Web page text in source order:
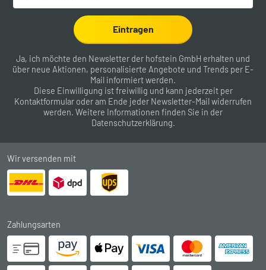
Eintragen
Ja, ich möchte den Newsletter der hofstein GmbH erhalten und
über neue Aktionen, personalisierte Angebote und Trends per E-
Mail informiert werden.
Diese Einwilligung ist freiwillig und kann jederzeit per
Kontaktformular oder am Ende jeder Newsletter-Mail widerrufen
werden. Weitere Informationen finden Sie in der
Datenschutzerklärung.
Wir versenden mit
Zahlungsarten